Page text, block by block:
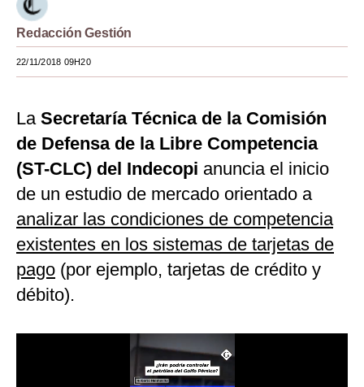
Viajes
Moda
Mundo
México
España
Internacional
Tecnología
Redacción Gestión
22/11/2018 09H20
La Secretaría Técnica de la Comisión
de Defensa de la Libre Competencia
(ST-CLC) del Indecopi anuncia el inicio
de un estudio de mercado orientado a
analizar las condiciones de competencia
existentes en los sistemas de tarjetas de
pago (por ejemplo, tarjetas de crédito y
débito).